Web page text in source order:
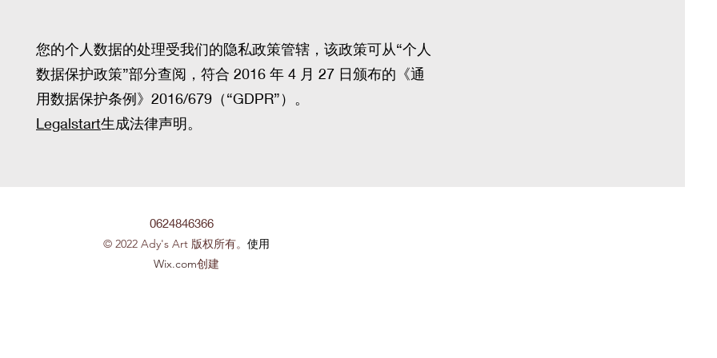
您的个人数据的处理受我们的隐私政策管辖，该政策可从“个人
数据保护政策”部分查阅，符合 2016 年 4 月 27 日颁布的《通
用数据保护条例》2016/679（“GDPR”）。
Legalstart生成法律声明。
0624846366
© 2022 Ady's Art 版权所有。 使用
Wix.com创建